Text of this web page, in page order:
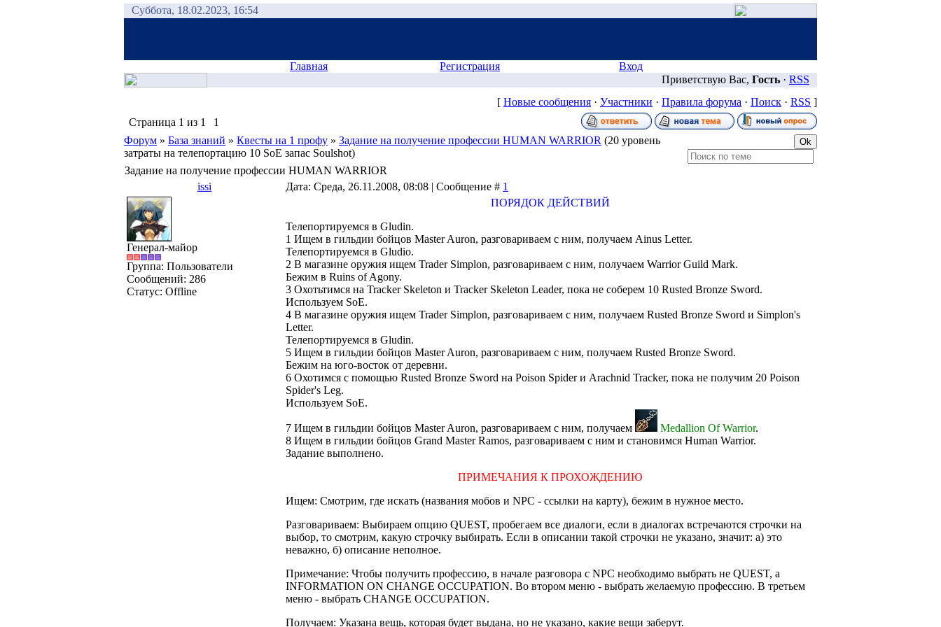
Суббота, 18.02.2023, 16:54
Главная Регистрация
Вход
Приветствую Вас, Гость · RSS
[ Новые сообщения · Участники · Правила форума · Поиск · RSS ]
Страница 1 из 1
1
Форум » База знаний » Квесты на 1 профу » Задание на получение профессии HUMAN WARRIOR (20 уровень
затраты на телепортацию 10 SoE запас Soulshot)
Задание на получение профессии HUMAN WARRIOR
issi
Дата: Среда, 26.11.2008, 08:08 | Сообщение # 1
Генерал-майор
Группа: Пользователи
Сообщений: 286
Статус: Offline
ПОРЯДОК ДЕЙСТВИЙ
Телепортируемся в Gludin.
1 Ищем в гильдии бойцов Master Auron, разговариваем с ним, получаем Ainus Letter.
Телепортируемся в Gludio.
2 В магазине оружия ищем Trader Simplon, разговариваем с ним, получаем Warrior Guild Mark.
Бежим в Ruins of Agony.
3 Охотьтимся на Tracker Skeleton и Tracker Skeleton Leader, пока не соберем 10 Rusted Bronze Sword.
Используем SoE.
4 В магазине оружия ищем Trader Simplon, разговариваем с ним, получаем Rusted Bronze Sword и Simplon's
Letter.
Телепортируемся в Gludin.
5 Ищем в гильдии бойцов Master Auron, разговариваем с ним, получаем Rusted Bronze Sword.
Бежим на юго-восток от деревни.
6 Охотимся c помощью Rusted Bronze Sword на Poison Spider и Arachnid Tracker, пока не получим 20 Poison
Spider's Leg.
Используем SoE.
7 Ищем в гильдии бойцов Master Auron, разговариваем с ним, получаем Medallion Of Warrior.
8 Ищем в гильдии бойцов Grand Master Ramos, разговариваем с ним и становимся Human Warrior.
Задание выполнено.
ПРИМЕЧАНИЯ К ПРОХОЖДЕНИЮ
Ищем: Cмотрим, где искать (названия мобов и NPC - ссылки на карту), бежим в нужное место.
Разговариваем: Выбираем опцию QUEST, пробегаем все диалоги, если в диалогах встречаются строчки на
выбор, то смотрим, какую строчку выбирать. Если в описании такой строчки не указано, значит: а) это
неважно, б) описание неполное.
Примечание: Чтобы получить профессию, в начале разговора с NPC необходимо выбрать не QUEST, а
INFORMATION ON CHANGE OCCUPATION. Во втором меню - выбрать желаемую профессию. В третьем
меню - выбрать CHANGE OCCUPATION.
Получаем: Указана вещь, которая будет выдана, но не указано, какие вещи заберут.